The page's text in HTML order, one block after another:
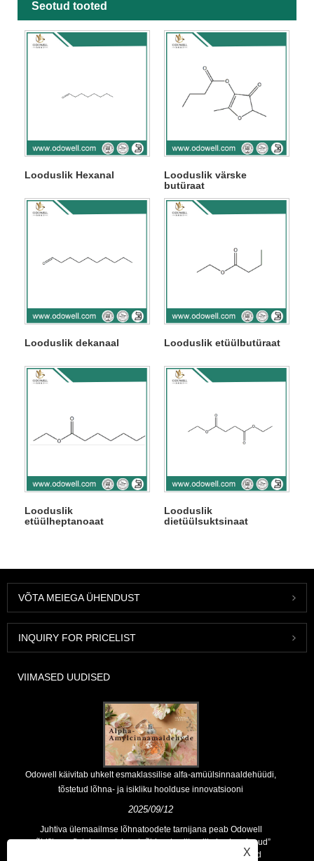
Seotud tooted
Looduslik Hexanal
Looduslik värske
butüraat
Looduslik dekanaal Looduslik etüülbutüraat
Looduslik
etüülheptanoaat
Looduslik
dietüülsuktsinaat
VÕTA MEIEGA ÜHENDUST
INQUIRY FOR PRICELIST
VIIMASED UUDISED
Odowell käivitab uhkelt esmaklassilise alfa-amüülsinnaaldehüüdi,
tõstetud lõhna- ja isikliku hoolduse innovatsiooni
2025/09/12
Juhtiva ülemaailmse lõhnatoodete tarnijana peab Odowell
põhifilosoofiat „innovatsioonipõhise, kvaliteedile keskendunud”
põhifilosoofiat, pakkudes klientidele järjekindlalt paremaid
X